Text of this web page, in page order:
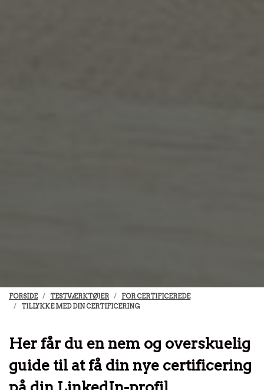
FORSIDE TESTVÆRKTØJER
FOR CERTIFICEREDE
TILLYKKE MED DIN CERTIFICERING
Her får du en nem og overskuelig
guide til at få din nye certificering